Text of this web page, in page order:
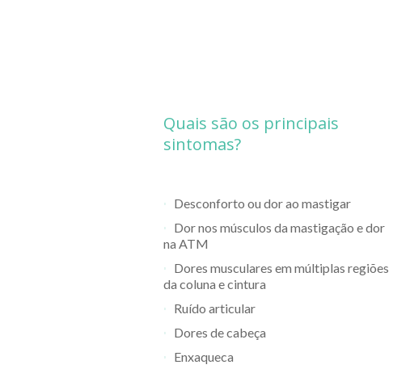
Quais são os principais
sintomas?
Desconforto ou dor ao mastigar
Dor nos músculos da mastigação e dor
na ATM
Dores musculares em múltiplas regiões
da coluna e cintura
Ruído articular
Dores de cabeça
Enxaqueca